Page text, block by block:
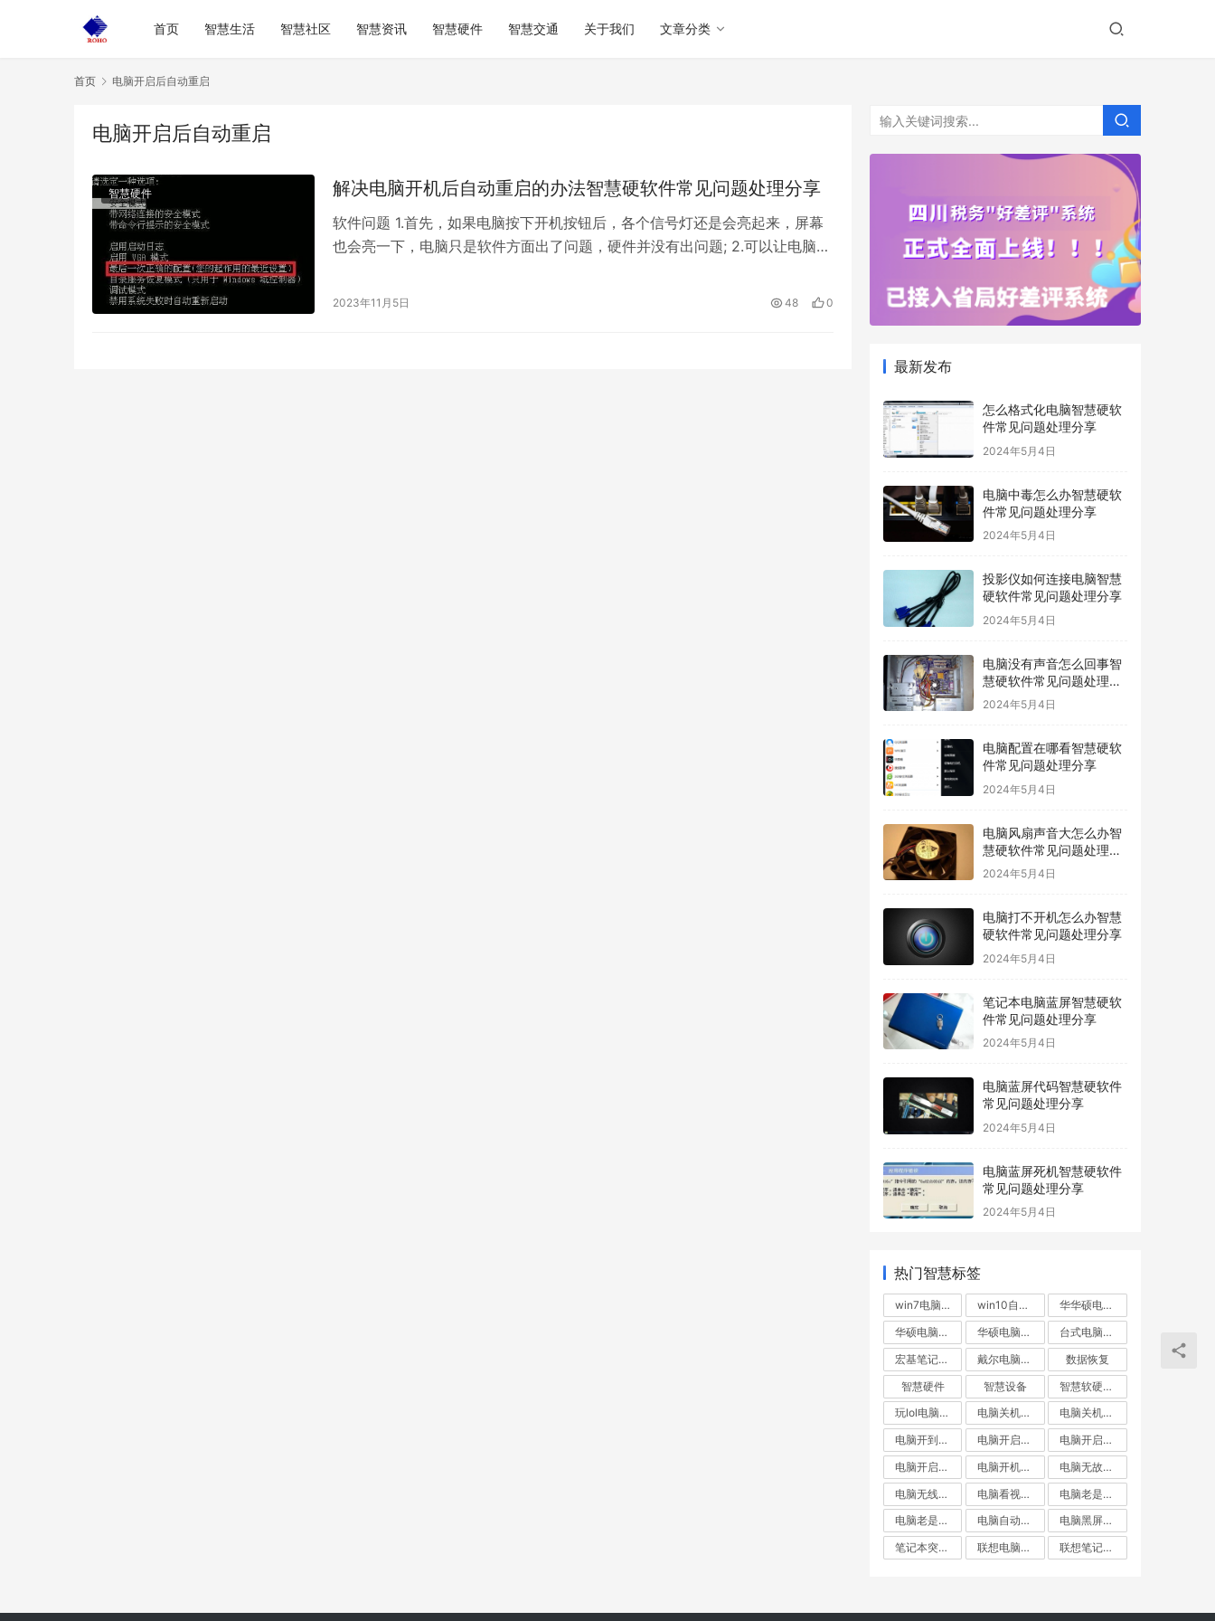
首页 智慧生活 智慧社区 智慧资讯 智慧硬件 智慧交通 关于我们 文章分类
首页 电脑开启后自动重启
电脑开启后自动重启
智慧硬件 解决电脑开机后自动重启的办法智慧硬软件常见问题处理分享
软件问题 1.首先，如果电脑按下开机按钮后，各个信号灯还是会亮起来，屏幕
也会亮一下，电脑只是软件方面出了问题，硬件并没有出问题; 2.可以让电脑不
2023年11月5日 48 0
最新发布
怎么格式化电脑智慧硬软
件常见问题处理分享
2024年5月4日
电脑中毒怎么办智慧硬软
件常见问题处理分享
2024年5月4日
投影仪如何连接电脑智慧
硬软件常见问题处理分享
2024年5月4日
电脑没有声音怎么回事智
慧硬软件常见问题处理分
享
2024年5月4日
电脑配置在哪看智慧硬软
件常见问题处理分享
2024年5月4日
电脑风扇声音大怎么办智
慧硬软件常见问题处理分
享
2024年5月4日
电脑打不开机怎么办智慧
硬软件常见问题处理分享
2024年5月4日
笔记本电脑蓝屏智慧硬软
件常见问题处理分享
2024年5月4日
电脑蓝屏代码智慧硬软件
常见问题处理分享
2024年5月4日
电脑蓝屏死机智慧硬软件
常见问题处理分享
2024年5月4日
热门智慧标签
win7电脑无故重启 win10自动重启
华华硕电脑不断重启
华硕电脑自动重启
华硕电脑重启
台式电脑突然重启
宏基笔记本自动重启
戴尔电脑自动重启
数据恢复
智慧硬件
智慧设备
智慧软硬件常见问题出来
玩lol电脑重启
电脑关机却重启
电脑关机后自动重启
电脑开到一半就重启
电脑开启不断重启
电脑开启后自动重启
电脑开启无线重启
电脑开机就重启
电脑无故重启
电脑无线重启
电脑看视频自动重启
电脑老是重启
电脑老是黑屏重启
电脑自动重启
电脑黑屏重启
笔记本突然重启
联想电脑关机后自动重启 联想笔记本自动重启